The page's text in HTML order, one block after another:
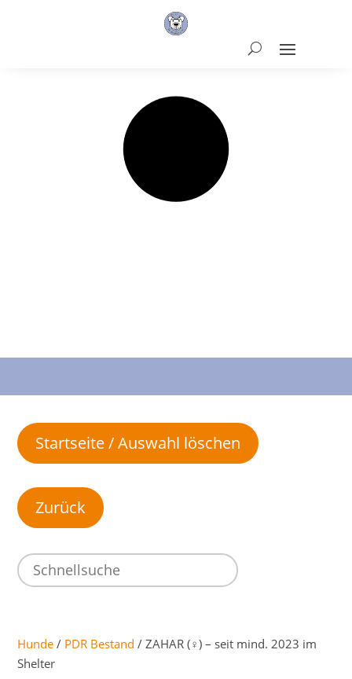
Startseite / Auswahl löschen
Hunde / PDR Bestand / ZAHAR (♀) – seit mind. 2023 im
Shelter